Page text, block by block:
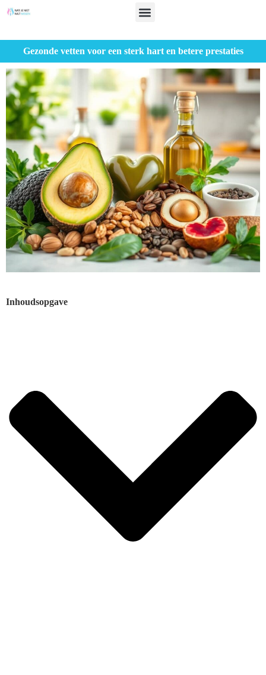
Gezonde vetten voor een sterk hart en betere prestaties
Inhoudsopgave